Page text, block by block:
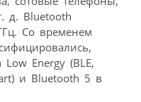
д. Bluetooth
Со временем
Energy (BLE,
и Bluetooth 5 в